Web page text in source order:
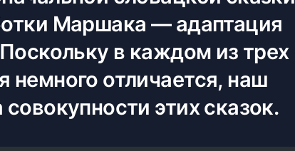
Маршака — адаптация
в каждом из трех
немного отличается, наш
этих сказок.